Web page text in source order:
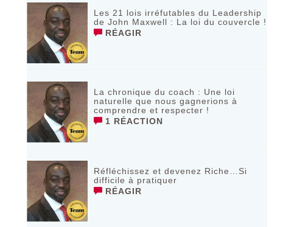
Les 21 lois irréfutables du Leadership
de John Maxwell : La loi du couvercle !
RÉAGIR
La chronique du coach : Une loi
naturelle que nous gagnerions à
comprendre et respecter !
1 RÉACTION
Réfléchissez et devenez Riche…Si
difficile à pratiquer
RÉAGIR